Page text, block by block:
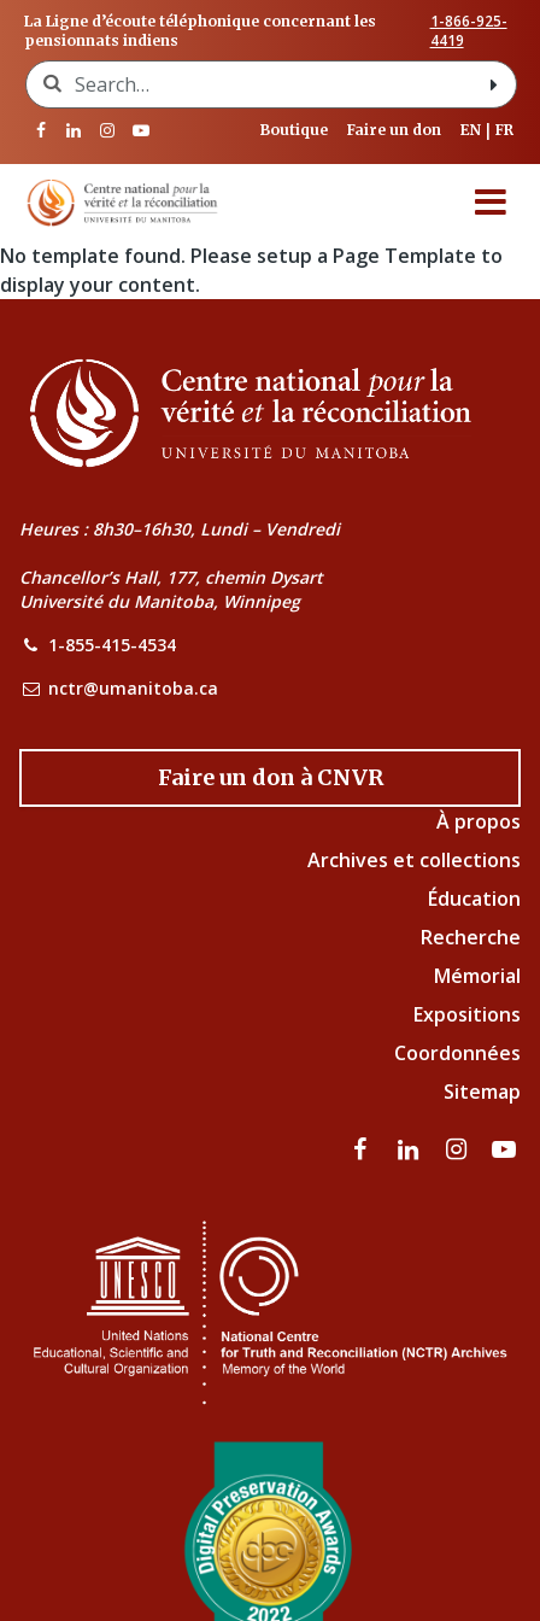
La Ligne d’écoute téléphonique concernant les
pensionnats indiens
1-866-925-
4419
Search for:
Boutique Faire un don EN FR
No template found. Please setup a Page Template to
display your content.
Heures : 8h30–16h30, Lundi – Vendredi
Chancellor’s Hall, 177, chemin Dysart
Université du Manitoba, Winnipeg
1-855-415-4534
nctr@umanitoba.ca
Faire un don à CNVR
À propos
Archives et collections
Éducation
Recherche
Mémorial
Expositions
Coordonnées
Sitemap